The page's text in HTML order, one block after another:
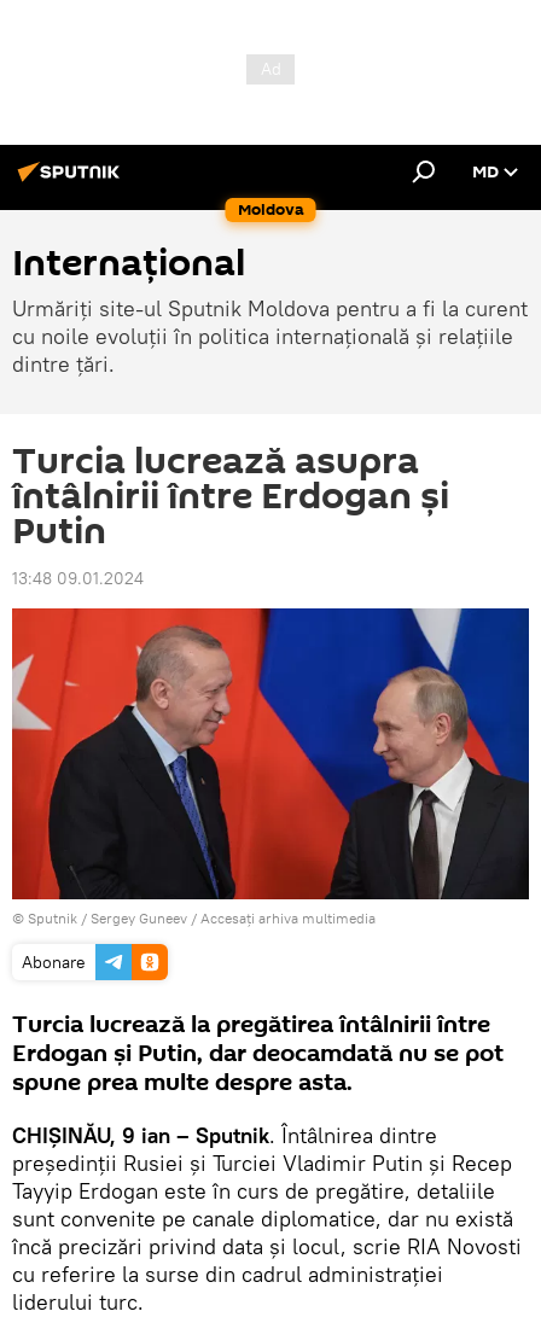
Moldova
MD
Internațional
Urmăriți site-ul Sputnik Moldova pentru a fi la curent
cu noile evoluții în politica internațională și relațiile
dintre țări.
Turcia lucrează asupra
întâlnirii între Erdogan și
Putin
13:48 09.01.2024
© Sputnik / Sergey Guneev / Accesați arhiva multimedia
Abonare
Turcia lucrează la pregătirea întâlnirii între
Erdogan și Putin, dar deocamdată nu se pot
spune prea multe despre asta.
CHIȘINĂU, 9 ian – Sputnik. Întâlnirea dintre
președinții Rusiei și Turciei Vladimir Putin și Recep
Tayyip Erdogan este în curs de pregătire, detaliile
sunt convenite pe canale diplomatice, dar nu există
încă precizări privind data și locul, scrie RIA Novosti
cu referire la surse din cadrul administrației
liderului turc.